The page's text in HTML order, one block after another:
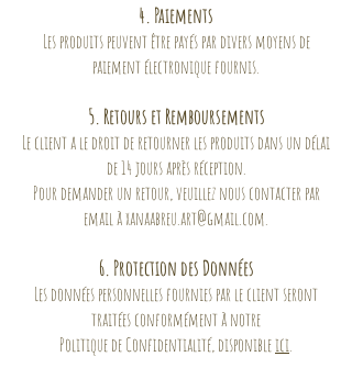
4. Paiements
Les produits peuvent être payés par divers moyens de
paiement électronique fournis.
5. Retours et Remboursements
Le client a le droit de retourner les produits dans un délai
de 14 jours après réception.
Pour demander un retour, veuillez nous contacter par
email àxanaabreu.art@gmail.com
6. Protection des Données
Les données personnelles fournies par le client seront
traitées conformément à notre
Politique de Confidentialité, disponibleici